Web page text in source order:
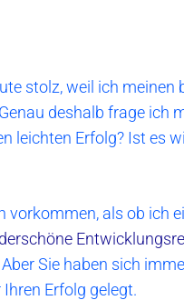
stolz, weil ich
deshalb frage ich
leichten Erfolg? Ist es
als ob ich
Sie haben sich
Erfolg gelegt.